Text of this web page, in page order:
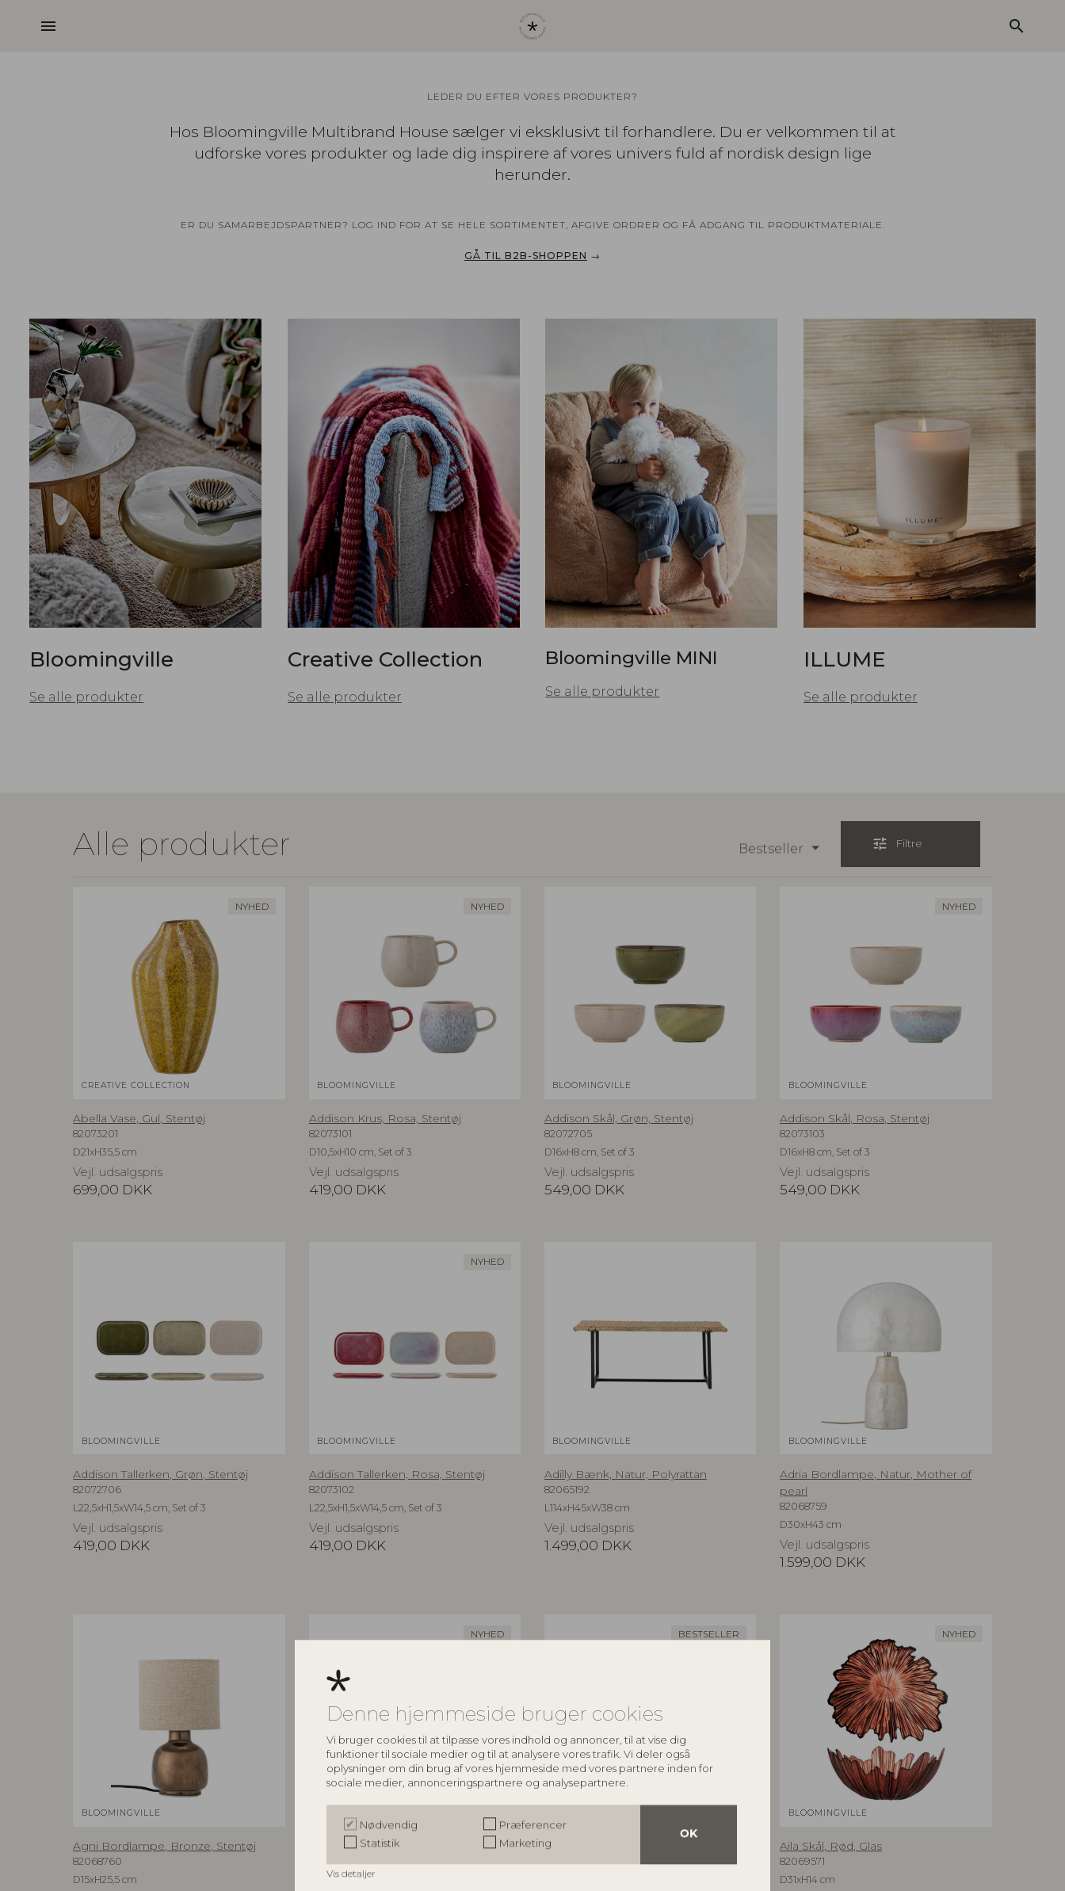
Denne hjemmeside bruger cookies
Vi bruger cookies til at tilpasse vores indhold og annoncer, til at vise dig
funktioner til sociale medier og til at analysere vores trafik. Vi deler også
oplysninger om din brug af vores hjemmeside med vores partnere inden for
sociale medier, annonceringspartnere og analysepartnere.
OK
Nødvendig
Præferencer
Statistik
Marketing
Vis detaljer
menu search
LEDER DU EFTER VORES PRODUKTER?
Hos Bloomingville Multibrand House sælger vi eksklusivt til forhandlere. Du er velkommen til at
udforske vores produkter og lade dig inspirere af vores univers fuld af nordisk design lige
herunder.
ER DU SAMARBEJDSPARTNER? LOG IND FOR AT SE HELE SORTIMENTET, AFGIVE ORDRER OG FÅ ADGANG TIL PRODUKTMATERIALE.
GÅ TIL B2B-SHOPPEN →
Bloomingville
Se alle produkter
Creative Collection
Se alle produkter
Bloomingville MINI
Se alle produkter
ILLUME
Se alle produkter
Alle produkter Bestseller tune Filtre
NYHED
CREATIVE COLLECTION
Abella Vase, Gul, Stentøj
82073201
D21xH35,5 cm
Vejl. udsalgspris
699,00 DKK
NYHED
BLOOMINGVILLE
Addison Krus, Rosa, Stentøj
82073101
D10,5xH10 cm, Set of 3
Vejl. udsalgspris
419,00 DKK
BLOOMINGVILLE
Addison Skål, Grøn, Stentøj
82072705
D16xH8 cm, Set of 3
Vejl. udsalgspris
549,00 DKK
NYHED
BLOOMINGVILLE
Addison Skål, Rosa, Stentøj
82073103
D16xH8 cm, Set of 3
Vejl. udsalgspris
549,00 DKK
BLOOMINGVILLE
Addison Tallerken, Grøn, Stentøj
82072706
L22,5xH1,5xW14,5 cm, Set of 3
Vejl. udsalgspris
419,00 DKK
NYHED
BLOOMINGVILLE
Addison Tallerken, Rosa, Stentøj
82073102
L22,5xH1,5xW14,5 cm, Set of 3
Vejl. udsalgspris
419,00 DKK
BLOOMINGVILLE
Adilly Bænk, Natur, Polyrattan
82065192
L114xH45xW38 cm
Vejl. udsalgspris
1.499,00 DKK
BLOOMINGVILLE
Adria Bordlampe, Natur, Mother of
pearl
82068759
D30xH43 cm
Vejl. udsalgspris
1.599,00 DKK
BLOOMINGVILLE
Agni Bordlampe, Bronze, Stentøj
82068760
D15xH25,5 cm
NYHED
Aika Vægspejl, Natur, MDF
82069596
L60xH94xW3,5 cm
BESTSELLER
Aiku Skål, Natur, Glas
82068716
NYHED
BLOOMINGVILLE
Aila Skål, Rød, Glas
82069571
D31xH14 cm